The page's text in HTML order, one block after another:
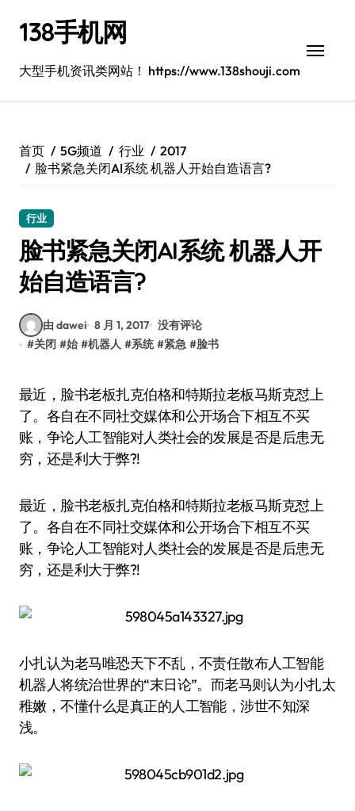
138手机网
大型手机资讯类网站！ https://www.138shouji.com
首页 5G频道 行业
2017
脸书紧急关闭AI系统 机器人开始自造语言?
行业
脸书紧急关闭AI系统 机器人开
始自造语言?
由 dawei 8 月 1, 2017 没有评论
#关闭 #始 #机器人 #系统 #紧急 #脸书
最近，脸书老板扎克伯格和特斯拉老板马斯克怼上
了。各自在不同社交媒体和公开场合下相互不买
账，争论人工智能对人类社会的发展是否是后患无
穷，还是利大于弊?!
最近，脸书老板扎克伯格和特斯拉老板马斯克怼上
了。各自在不同社交媒体和公开场合下相互不买
账，争论人工智能对人类社会的发展是否是后患无
穷，还是利大于弊?!
小扎认为老马唯恐天下不乱，不责任散布人工智能
机器人将统治世界的“末日论”。而老马则认为小扎太
稚嫩，不懂什么是真正的人工智能，涉世不知深
浅。